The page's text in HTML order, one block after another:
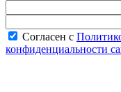
Согласен с
конфиденциальности